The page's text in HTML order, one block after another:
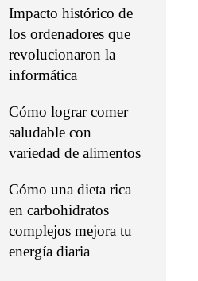
Impacto histórico de
los ordenadores que
revolucionaron la
informática
Cómo lograr comer
saludable con
variedad de alimentos
Cómo una dieta rica
en carbohidratos
complejos mejora tu
energía diaria